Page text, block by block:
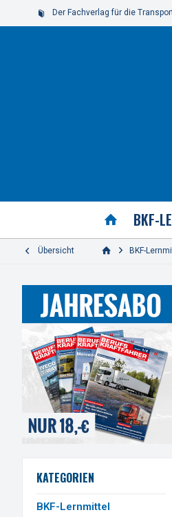
Der Fachverlag für die
BKF-
Übersicht BKF-
KATEGORIEN
BKF-Lernmittel